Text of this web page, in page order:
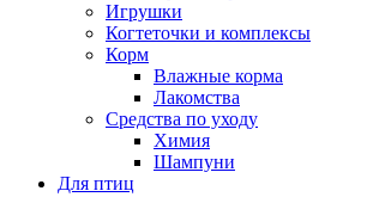
Игрушки
Когтеточки и комплексы
Корм
Влажные корма
Лакомства
Средства по уходу
Химия
Шампуни
Для птиц